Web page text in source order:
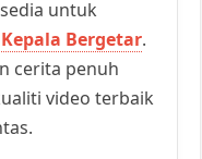
untuk
Kepala Bergetar.
cerita penuh
video terbaik